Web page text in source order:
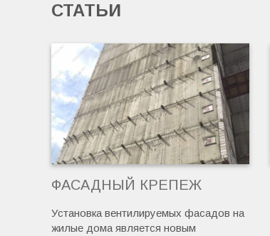
СТАТЬИ
ФАСАДНЫЙ КРЕПЕЖ
Установка вентилируемых фасадов на
жилые дома является новым